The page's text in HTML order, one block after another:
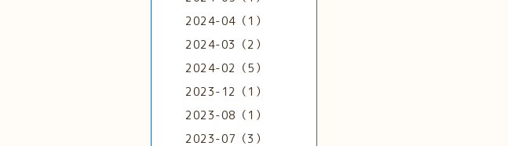
2024-04（1）
2024-03（2）
2024-02（5）
2023-12（1）
2023-08（1）
2023-07（3）